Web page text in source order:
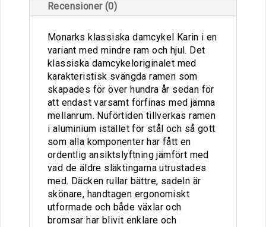
Recensioner (0)
Monarks klassiska damcykel Karin i en
variant med mindre ram och hjul. Det
klassiska damcykeloriginalet med
karakteristisk svängda ramen som
skapades för över hundra år sedan för
att endast varsamt förfinas med jämna
mellanrum. Nuförtiden tillverkas ramen
i aluminium istället för stål och så gott
som alla komponenter har fått en
ordentlig ansiktslyftning jämfört med
vad de äldre släktingarna utrustades
med. Däcken rullar bättre, sadeln är
skönare, handtagen ergonomiskt
utformade och både växlar och
bromsar har blivit enklare och